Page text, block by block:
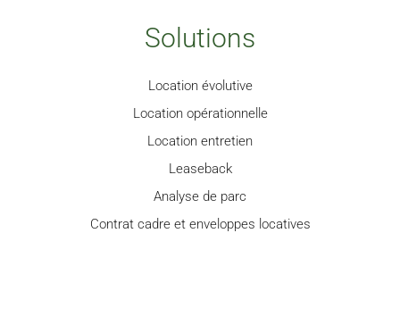
Solutions
Location évolutive
Location opérationnelle
Location entretien
Leaseback
Analyse de parc
Contrat cadre et enveloppes locatives